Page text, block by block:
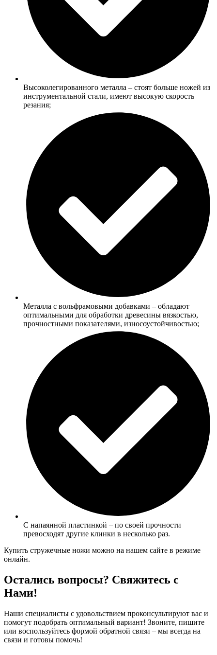
Высоколегированного металла – стоят больше ножей из
инструментальной стали, имеют высокую скорость
резания;
Металла с вольфрамовыми добавками – обладают
оптимальными для обработки древесины вязкостью,
прочностными показателями, износоустойчивостью;
С напаянной пластинкой – по своей прочности
превосходят другие клинки в несколько раз.
Купить стружечные ножи можно на нашем сайте в режиме
онлайн.
Остались вопросы? Свяжитесь с
Нами!
Наши специалисты с удовольствием проконсультируют вас и
помогут подобрать оптимальный вариант! Звоните, пишите
или воспользуйтесь формой обратной связи – мы всегда на
связи и готовы помочь!